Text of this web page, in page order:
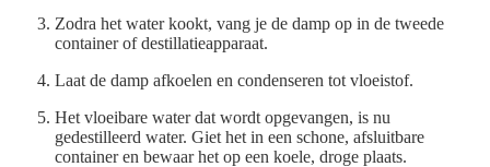
Zodra het water kookt, vang je de damp op in de tweede
container of destillatieapparaat.
Laat de damp afkoelen en condenseren tot vloeistof.
Het vloeibare water dat wordt opgevangen, is nu
gedestilleerd water. Giet het in een schone, afsluitbare
container en bewaar het op een koele, droge plaats.